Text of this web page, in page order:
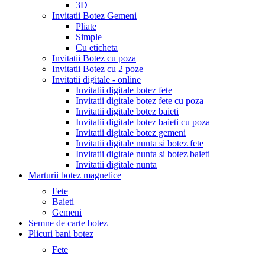
3D
Invitatii Botez Gemeni
Pliate
Simple
Cu eticheta
Invitatii Botez cu poza
Invitatii Botez cu 2 poze
Invitatii digitale - online
Invitatii digitale botez fete
Invitatii digitale botez fete cu poza
Invitatii digitale botez baieti
Invitatii digitale botez baieti cu poza
Invitatii digitale botez gemeni
Invitatii digitale nunta si botez fete
Invitatii digitale nunta si botez baieti
Invitatii digitale nunta
Marturii botez magnetice
Fete
Baieti
Gemeni
Semne de carte botez
Plicuri bani botez
Fete